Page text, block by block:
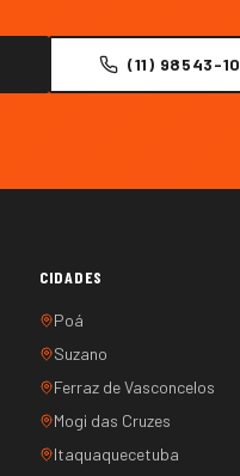
(11) 98543-
CIDADES
Poá
Suzano
Ferraz de Vasconcelos
Mogi das Cruzes
Itaquaquecetuba